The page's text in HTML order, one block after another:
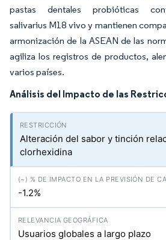
pastas dentales probióticas
salivarius M18 vivo y mantienen
armonización de la ASEAN de las
agiliza los registros de productos,
varios países.
Análisis del Impacto de las
Alteración del sabor y tinción
clorhexidina
-1.2%
Usuarios globales a largo plazo